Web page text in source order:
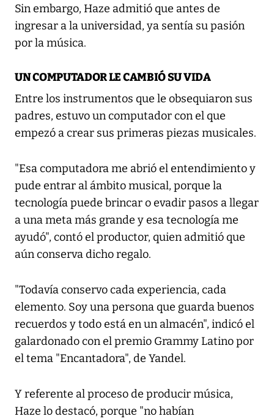
Sin embargo, Haze admitió que antes de
ingresar a la universidad, ya sentía su pasión
por la música.
UN COMPUTADOR LE CAMBIÓ SU VIDA
Entre los instrumentos que le obsequiaron sus
padres, estuvo un computador con el que
empezó a crear sus primeras piezas musicales.
"Esa computadora me abrió el entendimiento y
pude entrar al ámbito musical, porque la
tecnología puede brincar o evadir pasos a llegar
a una meta más grande y esa tecnología me
ayudó", contó el productor, quien admitió que
aún conserva dicho regalo.
"Todavía conservo cada experiencia, cada
elemento. Soy una persona que guarda buenos
recuerdos y todo está en un almacén", indicó el
galardonado con el premio Grammy Latino por
el tema "Encantadora", de Yandel.
Y referente al proceso de producir música,
Haze lo destacó, porque "no habían